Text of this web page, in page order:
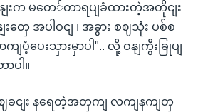
ျးက မတေ်တာရပျခံထားတဲ့အတိုငျး
းတှေ အပါဝငျ ၊ အခွား စဈသုံး ပစ်စ
ပေးသှားမှာပါ".. လို့ ဝနျကွီးခြုပျ
ပါ။
ဈခငျး နရေတဲ့အတှကျ လကျနကျတှ